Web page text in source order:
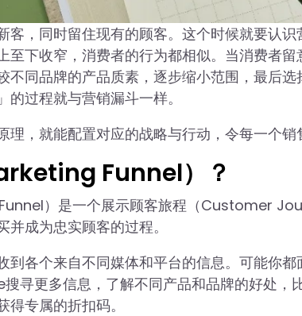
客，同时留住现有的顾客。这个时候就要认
至下收窄，消费者的行为都相似。当消费者
不同品牌的产品质素，逐步缩小范围，最后
过程就与营销漏斗一样。
，就能配置对应的战略与行动，令每一个销
Funnel）？
）是一个展示顾客旅程（Customer
成为忠实顾客的过程。
到各个来自不同媒体和平台的信息。可能你
寻更多信息，了解不同产品和品牌的好处，
专属的折扣码。